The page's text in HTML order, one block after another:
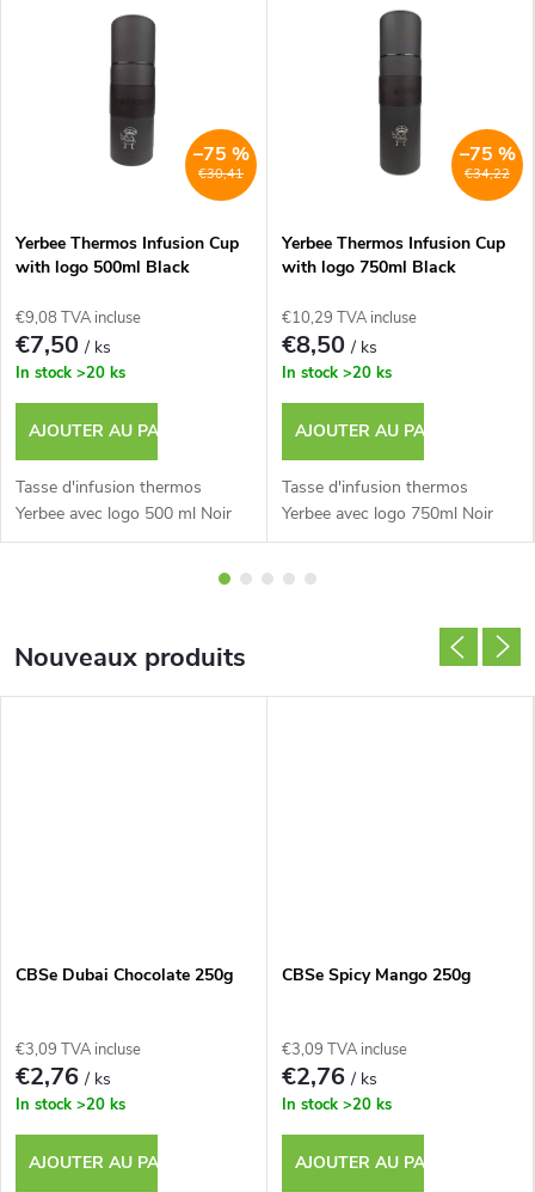
i
g
n
e
!
€30,41
–75 %
Yerbee Thermos Infusion Cup
with logo 500ml Black
€9,08 TVA incluse
€7,50/ ks
In stock >20 ks
AJOUTER AU PANIER
Tasse d'infusion thermos
Yerbee avec logo 500 ml Noir
€34,22
–75 %
Yerbee Thermos Infusion Cup
with logo 750ml Black
€10,29 TVA incluse
€8,50/ ks
In stock >20 ks
AJOUTER AU PANIER
Tasse d'infusion thermos
Yerbee avec logo 750ml Noir
Nouveaux produits
CBSe Dubai Chocolate 250g
€3,09 TVA incluse
€2,76/ ks
In stock >20 ks
AJOUTER AU PANIER
CBSe Spicy Mango 250g
€3,09 TVA incluse
€2,76/ ks
In stock >20 ks
AJOUTER AU PANIER